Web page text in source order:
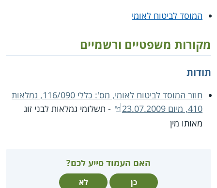
המוסד לביטוח לאומי
מקורות משפטיים ורשמיים
תודות
חוזר המוסד לביטוח לאומי, מס': כללי 116/090, גמלאות
410, מיום 23.07.2009
- תשלומי גמלאות לבני זוג
מאותו מין
האם העמוד סייע לכם?
כן לא